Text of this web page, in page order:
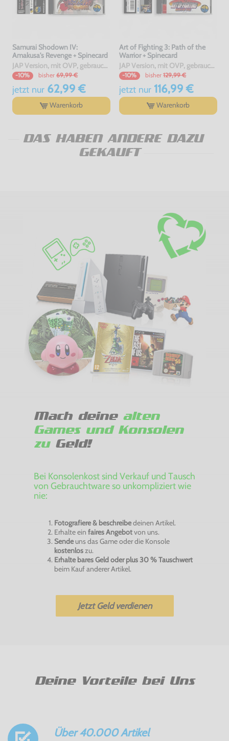
Samurai Shodown IV:
Amakusa's Revenge + Spinecard
JAP Version, mit OVP, gebraucht, NEUWERTIG
-10% bisher 69,99 €
jetzt nur62,99 €
Warenkorb
Art of Fighting 3: Path of the
Warrior + Spinecard
JAP Version, mit OVP, gebraucht, NEUWERTIG
-10% bisher 129,99 €
jetzt nur116,99 €
Warenkorb
DAS HABEN ANDERE DAZU
GEKAUFT
Mach deine alten
Games und Konsolen
zuGeld!
Bei Konsolenkost sind Verkauf und Tausch
von Gebrauchtware so unkompliziert wie
nie:
Fotografiere & beschreibedeinen Artikel.
Erhalte ein faires Angebotvon uns.
Sendeuns das Game oder die Konsole
kostenloszu.
Erhalte bares Geld oder plus 30 % Tauschwert
beim Kauf anderer Artikel.
Jetzt Geld verdienen
Deine Vorteile bei Uns
Über 40.000 Artikel